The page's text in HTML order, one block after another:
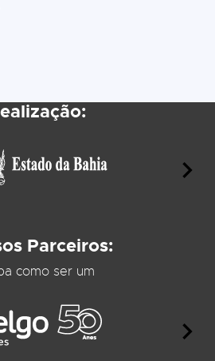
Parceiros:
como ser um